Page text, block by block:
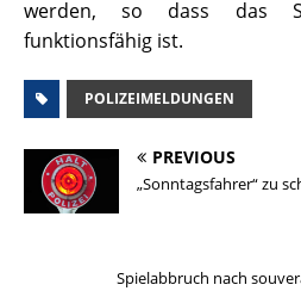
werden, so dass das
funktionsfähig ist.
POLIZEIMELDUNGEN
PREVIOUS
„Sonntagsfahrer“ zu
Spielabbruch nach